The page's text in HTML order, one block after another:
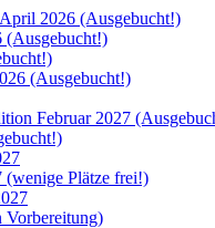
2026 (Ausgebucht!)
(Ausgebucht!)
Februar 2027
Plätze frei!)